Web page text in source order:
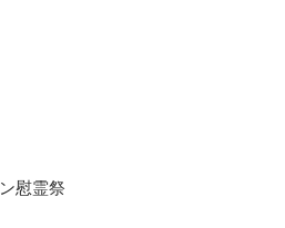
慰霊祭